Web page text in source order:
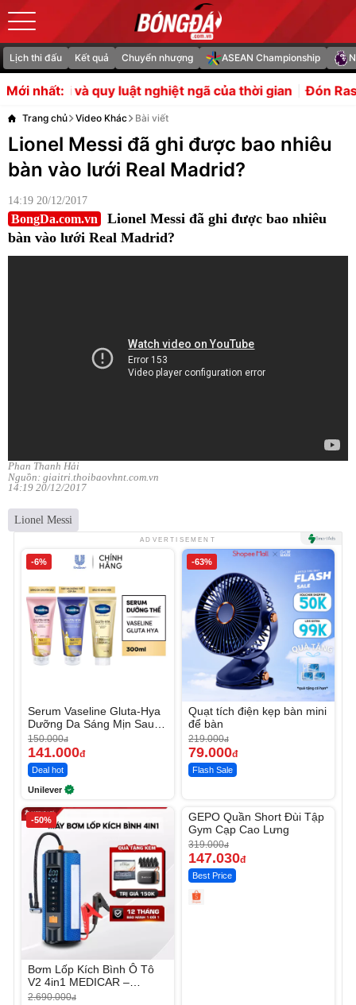
Lịch thi đấu Kết quả Chuyển nhượng ASEAN Championship
Mới nhất:
nghiệt ngã của thời gian Đón Rashford và Mainoo,
Trang chủ Video Khác Bài viết
Lionel Messi đã ghi được bao nhiêu
bàn vào lưới Real Madrid?
14:19 20/12/2017
BongDa.com.vn
Lionel Messi đã ghi được bao nhiêu
bàn vào lưới Real Madrid?
Phan Thanh Hải
Nguồn: giaitri.thoibaovhnt.com.vn
14:19 20/12/2017
Lionel Messi
ADVERTISEMENT
-6%
Serum Vaseline Gluta-Hya
Dưỡng Da Sáng Mịn Sau 7
Ngày
150.000đ
141.000đ
Deal hot
Unilever
-63%
Quạt tích điện kẹp bàn mini
để bàn
219.000đ
79.000đ
Flash Sale
-50%
Bơm Lốp Kích Bình Ô Tô
V2 4in1 MEDICAR –
12.000mAh
2.690.000đ
-53%
GEPO Quần Short Đùi Tập
Gym Cạp Cao Lưng
319.000đ
147.030đ
Best Price